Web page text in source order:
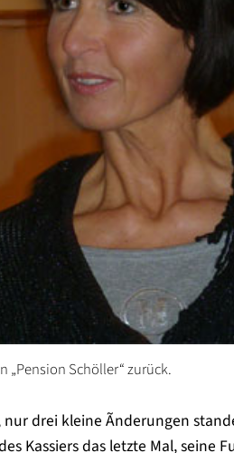
„Pension Schöller“ zurück.
drei kleine Ãnderungen
Kassiers das letzte Mal, seine